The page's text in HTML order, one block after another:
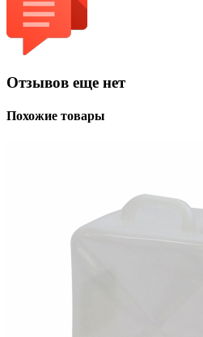
Отзывов еще нет
Похожие товары